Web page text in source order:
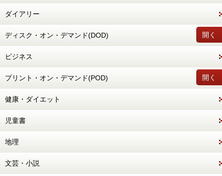
ダイアリー
開く
ディスク・オン・デマンド(DOD)
ビジネス
開く
プリント・オン・デマンド(POD)
健康・ダイエット
児童書
地理
文芸・小説